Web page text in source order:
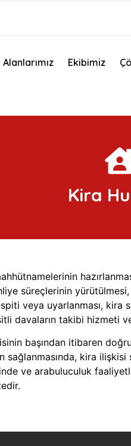
Alanlarımız Ekibimiz
Kira
süreçlerinin
veya uyarlanması,
davaların takibi hizmeti
başından itibaren
sağlanmasında, kira
ve arabuluculuk